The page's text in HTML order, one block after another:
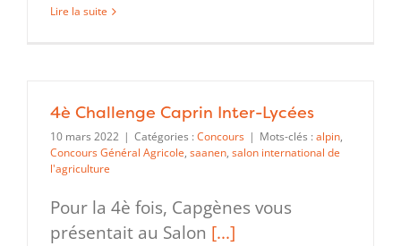
Lire la suite
4è Challenge Caprin Inter-Lycées
10 mars 2022 | Catégories : Concours | Mots-clés : alpin,
Concours Général Agricole, saanen, salon international de
l'agriculture
Pour la 4è fois, Capgènes vous
présentait au Salon [...]